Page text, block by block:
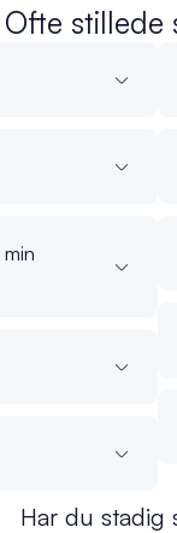
Ofte stillede
Har du stadig